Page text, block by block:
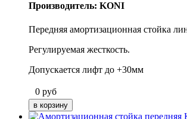
Производитель: KONI
Передняя амортизационная стойка
Регулируемая жесткость.
Допускается лифт до +30мм
0 руб